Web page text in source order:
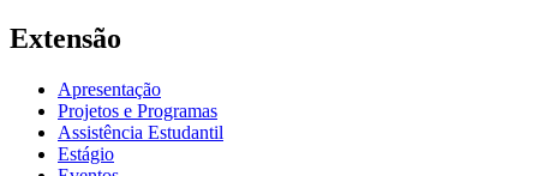
Extensão
Apresentação
Projetos e Programas
Assistência Estudantil
Estágio